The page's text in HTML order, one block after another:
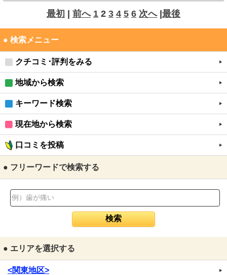
最初 | 前へ 1 2 3 4 5 6 次へ|最後
● 検索メニュー
クチコミ･評判をみる
地域から検索
キーワード検索
現在地から検索
口コミを投稿
● フリーワードで検索する
● エリアを選択する
<関東地区>